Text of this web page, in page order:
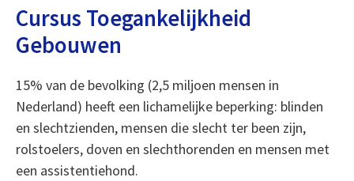
Cursus Toegankelijkheid
Gebouwen
15% van de bevolking (2,5 miljoen mensen in
Nederland) heeft een lichamelijke beperking: blinden
en slechtzienden, mensen die slecht ter been zijn,
rolstoelers, doven en slechthorenden en mensen met
een assistentiehond.